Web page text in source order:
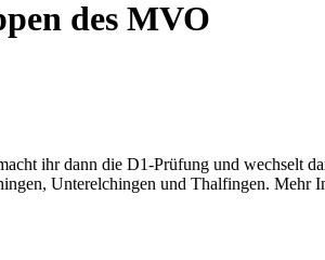
des MVO
ihr dann die D1-Prüfung und wechselt
Unterelchingen und Thalfingen. Mehr